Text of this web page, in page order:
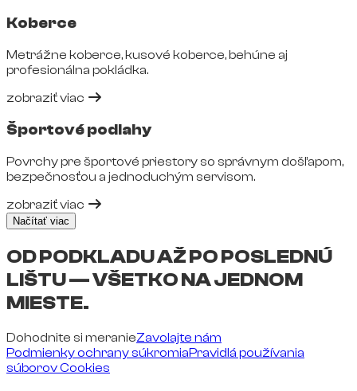
Koberce
Metrážne koberce, kusové koberce, behúne aj
profesionálna pokládka.
zobraziť viac
Športové podlahy
Povrchy pre športové priestory so správnym došľapom,
bezpečnosťou a jednoduchým servisom.
zobraziť viac
Načítať viac
OD PODKLADU AŽ PO POSLEDNÚ
LIŠTU — VŠETKO NA JEDNOM
MIESTE.
Dohodnite si meranieZavolajte nám
Podmienky ochrany súkromiaPravidlá používania
súborov Cookies